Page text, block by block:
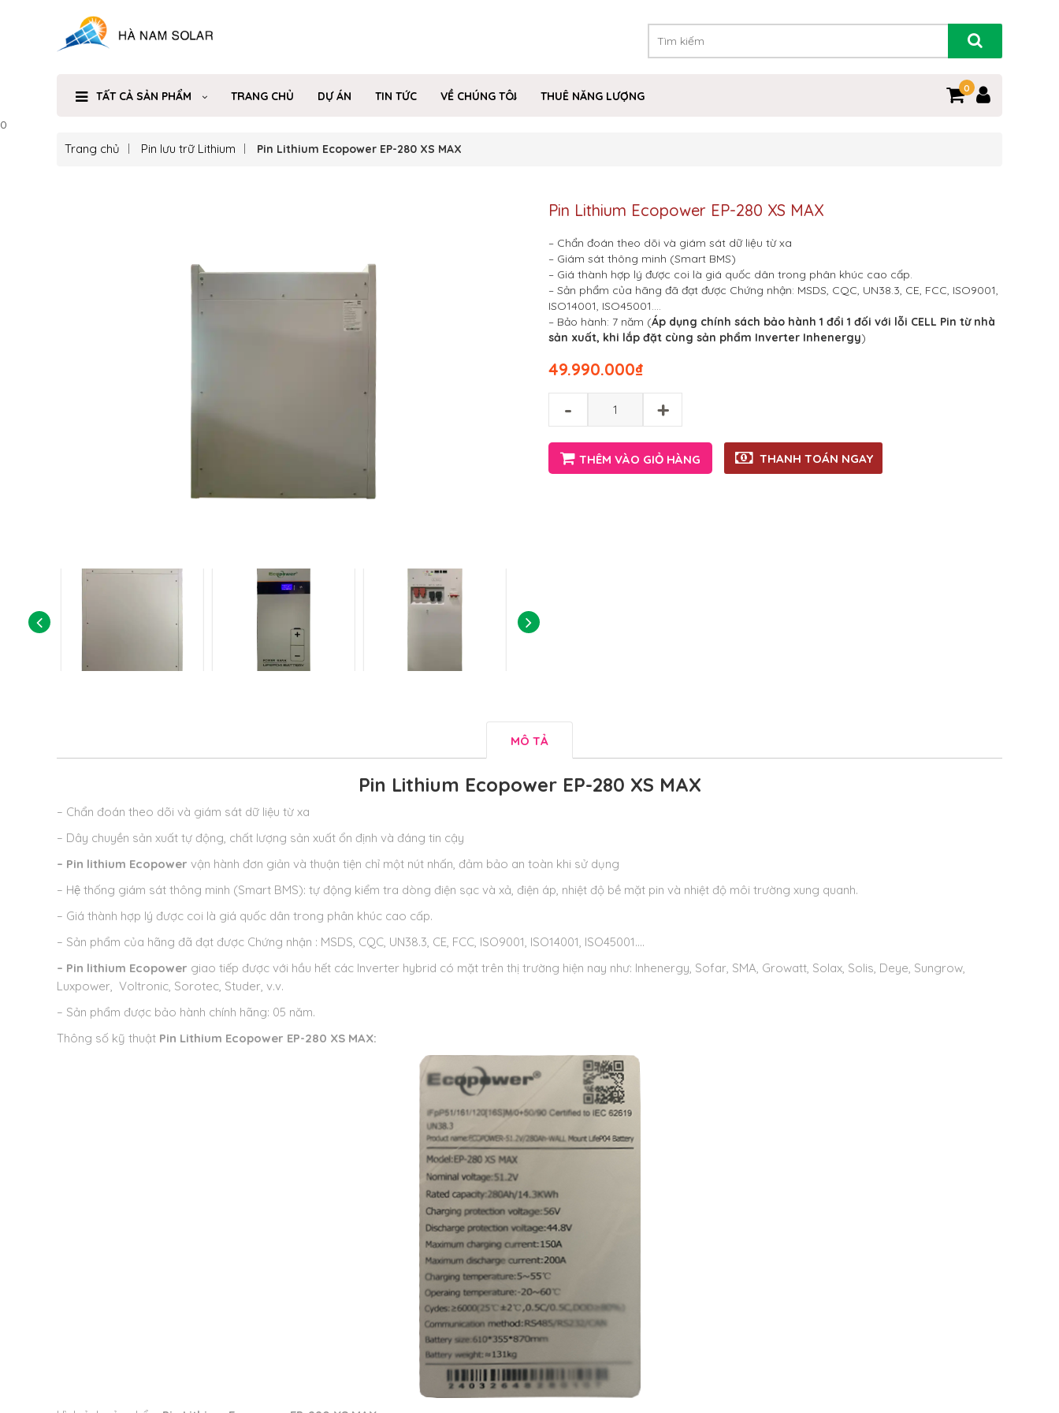
TẤT CẢ SẢN PHẨM TRANG CHỦ DỰ ÁN TIN TỨC VỀ CHÚNG TÔI THUÊ NĂNG LƯỢNG
0
0
Trang chủ Pin lưu trữ Lithium Pin Lithium Ecopower EP-280 XS MAX
Pin Lithium Ecopower EP-280 XS MAX
– Chẩn đoán theo dõi và giám sát dữ liệu từ xa
– Giám sát thông minh (Smart BMS)
– Giá thành hợp lý được coi là giá quốc dân trong phân khúc cao cấp.
– Sản phẩm của hãng đã đạt được Chứng nhận: MSDS, CQC, UN38.3, CE, FCC, ISO9001,
ISO14001, ISO45001….
– Bảo hành: 7 năm (Áp dụng chính sách bảo hành 1 đổi 1 đối với lỗi CELL Pin từ nhà
sản xuất, khi lắp đặt cùng sản phẩm Inverter Inhenergy)
₫
49.990.000
- +
THÊM VÀO GIỎ HÀNG THANH TOÁN NGAY
MÔ TẢ
Pin Lithium Ecopower EP-280 XS MAX
– Chẩn đoán theo dõi và giám sát dữ liệu từ xa
– Dây chuyền sản xuất tự động, chất lượng sản xuất ổn định và đáng tin cậy
– Pin lithium Ecopower vận hành đơn giản và thuận tiện chỉ một nút nhấn, đảm bảo an toàn khi sử dụng
– Hệ thống giám sát thông minh (Smart BMS): tự động kiểm tra dòng điện sạc và xả, điện áp, nhiệt độ bề mặt pin và nhiệt độ môi trường xung quanh.
– Giá thành hợp lý được coi là giá quốc dân trong phân khúc cao cấp.
– Sản phẩm của hãng đã đạt được Chứng nhận : MSDS, CQC, UN38.3, CE, FCC, ISO9001, ISO14001, ISO45001….
– Pin lithium Ecopower giao tiếp được với hầu hết các Inverter hybrid có mặt trên thị trường hiện nay như: Inhenergy, Sofar, SMA, Growatt, Solax, Solis, Deye, Sungrow,
Luxpower, Voltronic, Sorotec, Studer, v.v.
– Sản phẩm được bảo hành chính hãng: 05 năm.
Thông số kỹ thuật Pin Lithium Ecopower EP-280 XS MAX: